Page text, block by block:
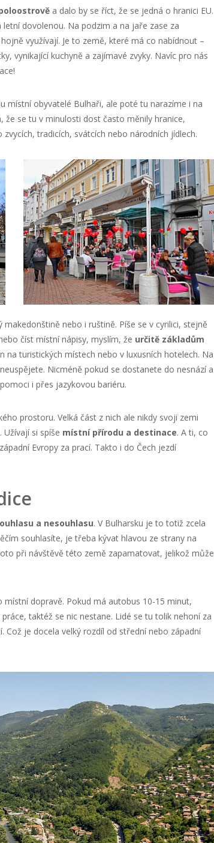
a dalo by se říct, že se jedná o hranici EU.
dovolenou. Na podzim a na jaře zase za
využívají. Je to země, které má co nabídnout –
vynikající kuchyně a zajímavé zvyky. Navíc pro nás
místní obyvatelé Bulhaři, ale poté tu narazíme i na
že se tu v minulosti dost často měnily hranice,
tradicích, svátcích nebo národních jídlech.
nebo i ruštině. Píše se v cyrilici, stejně
číst místní nápisy, myslím, že určitě základům
na turistických místech nebo v luxusních hotelech. Na
Nicméně pokud se dostanete do nesnází a
i přes jazykovou bariéru.
prostoru. Velká část z nich ale nikdy svoji zemi
si spíše místní přírodu a destinace. A ti, co
Evropy za prací. Takto i do Čech jezdí
a nesouhlasu. V Bulharsku je to totiž zcela
souhlasíte, je třeba kývat hlavou ze strany na
při návštěvě této země zapamatovat, jelikož může
místní dopravě. Pokud má autobus 10-15 minut,
taktéž se nic nestane. Lidé se tu tolik nehoní za
Což je docela velký rozdíl od střední nebo západní